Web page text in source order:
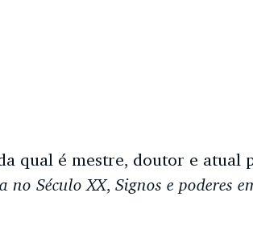
qual é mestre, doutor e atual
no Século XX, Signos e poderes